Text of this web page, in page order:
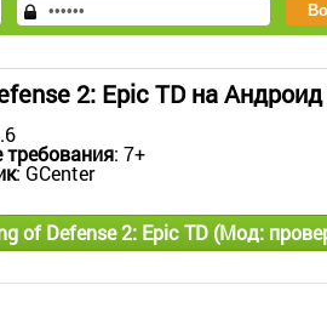
2: Epic TD на Андроид
: 7+
: GCenter
of Defense 2: Epic TD (Мод: